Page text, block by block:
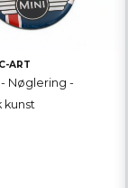
ART
Nøglering -
kunst